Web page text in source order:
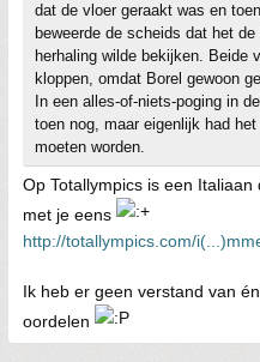
dat de vloer geraakt was en
beweerde de scheids dat het
herhaling wilde bekijken. Beide
kloppen, omdat Borel gewoon
In een alles-of-niets-poging in
toen nog, maar eigenlijk had
moeten worden.
Op Totallympics is een
met je eens
http://totallympics.com/
Ik heb er geen verstand van
oordelen